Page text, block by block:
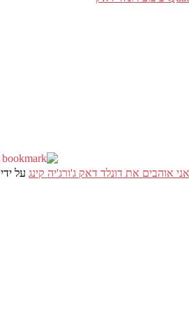
אוהבים את דונלד דאק ג'ורג'יה קינג על ידי